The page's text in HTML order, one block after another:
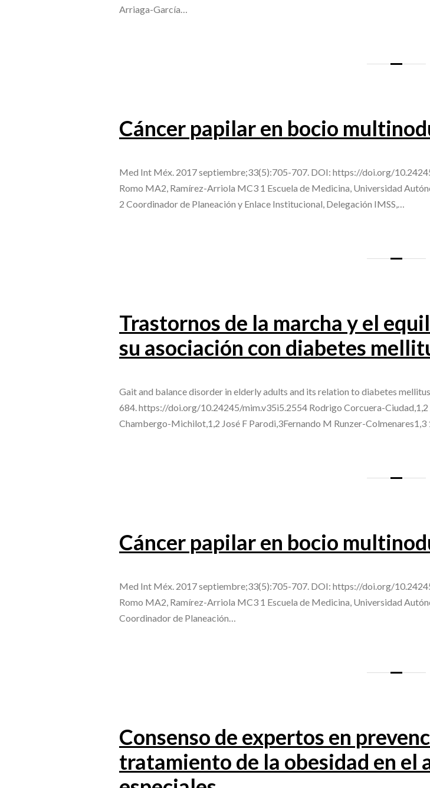
Arriaga-García…
Cáncer papilar en bocio
Med Int Méx. 2017 septiembre;33(5):705-707. DOI: https://doi.org/
Romo MA2, Ramírez-Arriola MC3 1 Escuela de Medicina, Universidad
2 Coordinador de Planeación y Enlace Institucional, Delegación IMSS,…
Trastornos de la marcha y el
su asociación con diabetes
Gait and balance disorder in elderly adults and its relation to diabetes
684. https://doi.org/10.24245/mim.v35i5.2554 Rodrigo Corcuera-
Chambergo-Michilot,1,2 José F Parodi,3Fernando M Runzer-Colmenares1,3
Cáncer papilar en bocio
Med Int Méx. 2017 septiembre;33(5):705-707. DOI: https://doi.org/
Romo MA2, Ramírez-Arriola MC3 1 Escuela de Medicina, Universidad
Coordinador de Planeación…
Consenso de expertos en
tratamiento de la obesidad en el